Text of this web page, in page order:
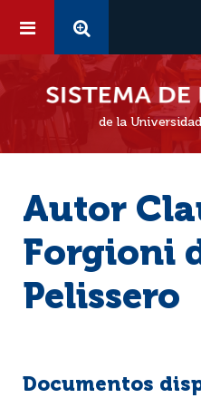
de la
Autor
Forgioni
Pelissero
Documentos